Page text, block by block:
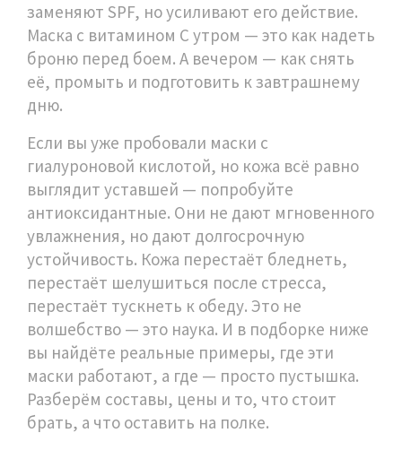
заменяют SPF, но усиливают его действие.
Маска с витамином С утром — это как надеть
броню перед боем. А вечером — как снять
её, промыть и подготовить к завтрашнему
дню.
Если вы уже пробовали маски с
гиалуроновой кислотой, но кожа всё равно
выглядит уставшей — попробуйте
антиоксидантные. Они не дают мгновенного
увлажнения, но дают долгосрочную
устойчивость. Кожа перестаёт бледнеть,
перестаёт шелушиться после стресса,
перестаёт тускнеть к обеду. Это не
волшебство — это наука. И в подборке ниже
вы найдёте реальные примеры, где эти
маски работают, а где — просто пустышка.
Разберём составы, цены и то, что стоит
брать, а что оставить на полке.